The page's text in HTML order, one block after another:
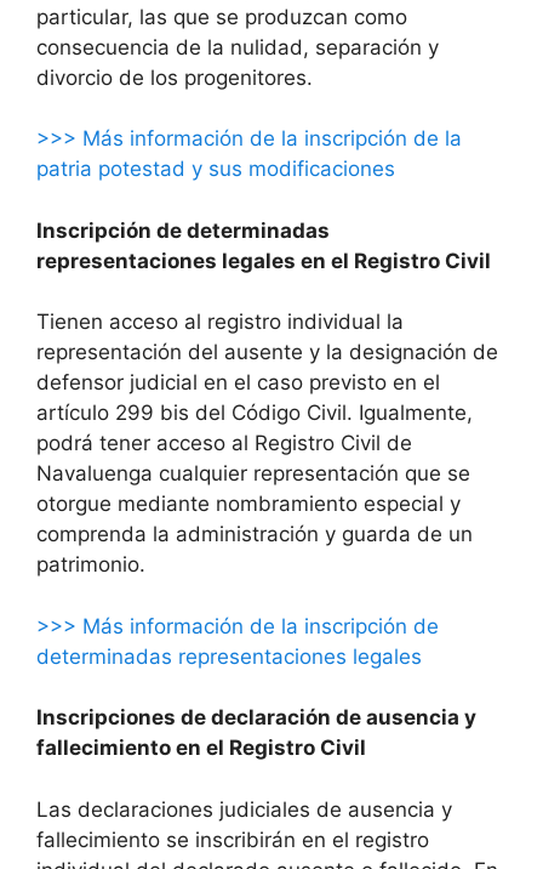
particular, las que se produzcan como
consecuencia de la nulidad, separación y
divorcio de los progenitores.
>>> Más información de la inscripción de la
patria potestad y sus modificaciones
Inscripción de determinadas
representaciones legales en el Registro Civil
Tienen acceso al registro individual la
representación del ausente y la designación de
defensor judicial en el caso previsto en el
artículo 299 bis del Código Civil. Igualmente,
podrá tener acceso al Registro Civil de
Navaluenga cualquier representación que se
otorgue mediante nombramiento especial y
comprenda la administración y guarda de un
patrimonio.
>>> Más información de la inscripción de
determinadas representaciones legales
Inscripciones de declaración de ausencia y
fallecimiento en el Registro Civil
Las declaraciones judiciales de ausencia y
fallecimiento se inscribirán en el registro